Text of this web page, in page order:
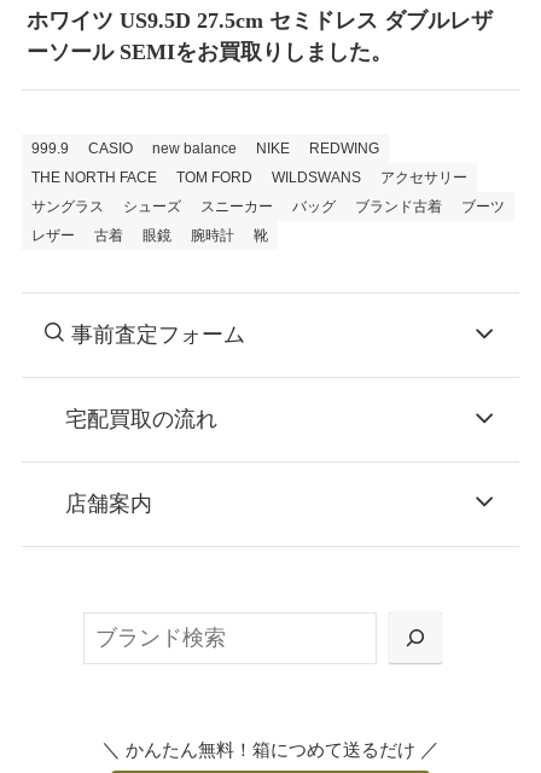
ホワイツ US9.5D 27.5cm セミドレス ダブルレザ
ーソール SEMIをお買取りしました。
999.9 CASIO new balance NIKE
REDWING
THE NORTH FACE
TOM FORD WILDSWANS
アクセサリー
サングラス
シューズ スニーカー バッグ ブランド古着
ブーツ
レザー
古着 眼鏡 腕時計 靴
事前査定フォーム
宅配買取の流れ
お申込み
または梱包材不要の「集荷申込」からお選び
店舗案内
＼ かんたん無料！箱につめて送るだけ ／